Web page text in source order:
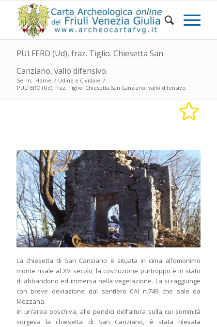
PULFERO (Ud), fraz. Tiglio. Chiesetta San
Canziano, vallo difensivo.
Sei in: Home / Udine e Cividale /
PULFERO (Ud), fraz. Tiglio. Chiesetta San Canziano, vallo difensivo.
La chiesetta di San Canziano è situata in cima all’omonimo
monte risale al XV secolo; la costruzione purtroppo è in stato
di abbandono ed immersa nella vegetazione. La si raggiunge
con breve deviazione dal sentiero CAI n.749 che sale da
Mezzana.
In un’area boschiva, alle pendici dell’altura sulla cui sommità
sorgeva la chiesetta di San Canziano, è stata rilevata